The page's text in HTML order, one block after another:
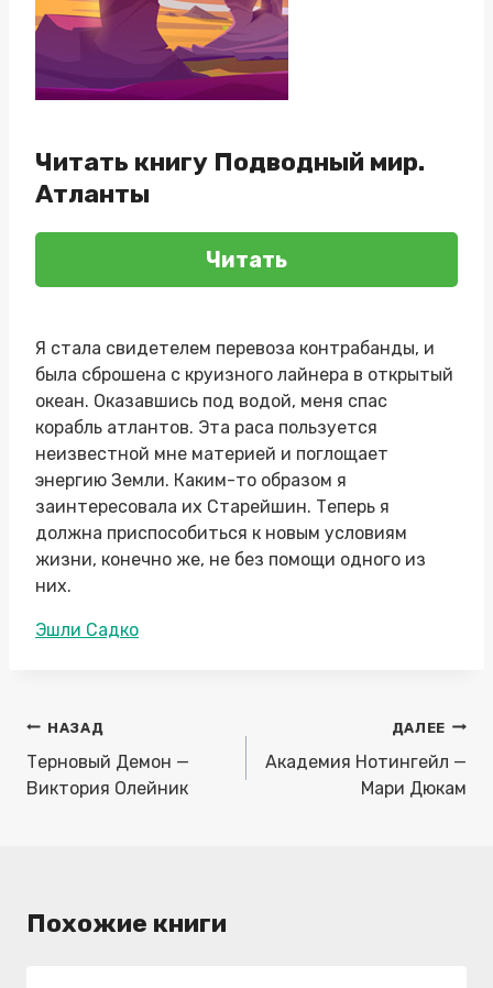
Читать книгу Подводный мир.
Атланты
Читать
Я стала свидетелем перевоза контрабанды, и
была сброшена с круизного лайнера в открытый
океан. Оказавшись под водой, меня спас
корабль атлантов. Эта раса пользуется
неизвестной мне материей и поглощает
энергию Земли. Каким-то образом я
заинтересовала их Старейшин. Теперь я
должна приспособиться к новым условиям
жизни, конечно же, не без помощи одного из
них.
Метки
Эшли Садко
Навигация
по
записям
НАЗАД
Терновый Демон —
Виктория Олейник
ДАЛЕЕ
Академия Нотингейл —
Мари Дюкам
Похожие книги